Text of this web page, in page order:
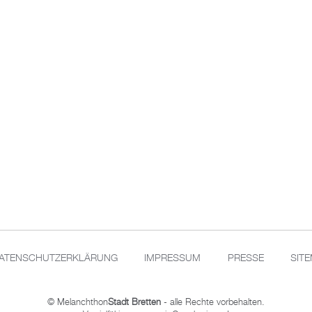
IMPRESSUM PRESSE
© MelanchthonStadt Bretten - alle Rechte vorbehalten.